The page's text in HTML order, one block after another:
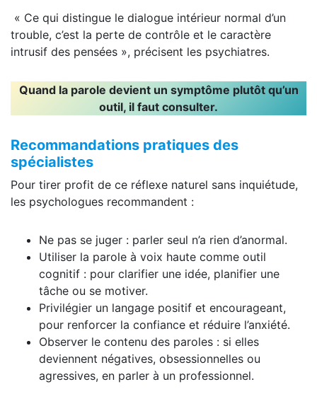
« Ce qui distingue le dialogue intérieur normal d’un
trouble, c’est la perte de contrôle et le caractère
intrusif des pensées », précisent les psychiatres.
Quand la parole devient un symptôme plutôt qu’un
outil, il faut consulter.
Recommandations pratiques des
spécialistes
Pour tirer profit de ce réflexe naturel sans inquiétude,
les psychologues recommandent :
Ne pas se juger : parler seul n’a rien d’anormal.
Utiliser la parole à voix haute comme outil
cognitif : pour clarifier une idée, planifier une
tâche ou se motiver.
Privilégier un langage positif et encourageant,
pour renforcer la confiance et réduire l’anxiété.
Observer le contenu des paroles : si elles
deviennent négatives, obsessionnelles ou
agressives, en parler à un professionnel.